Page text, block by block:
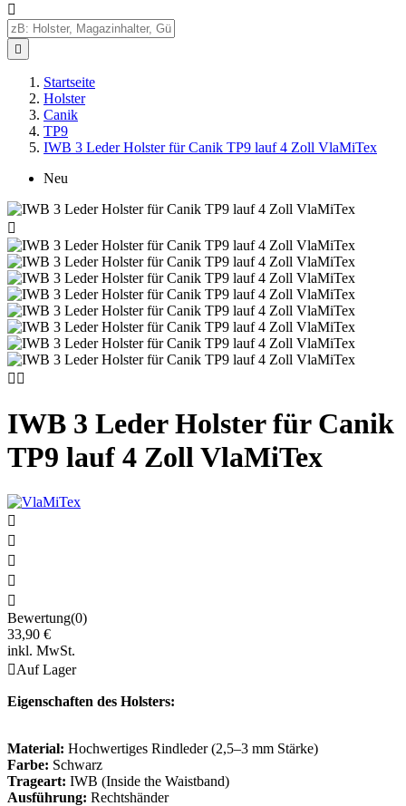


Startseite
Holster
Canik
TP9
IWB 3 Leder Holster für Canik TP9 lauf 4 Zoll VlaMiTex
Neu

 
IWB 3 Leder Holster für Canik
TP9 lauf 4 Zoll VlaMiTex





Bewertung(0)
33,90 €
inkl. MwSt.
Auf Lager
Eigenschaften des Holsters:
Material: Hochwertiges Rindleder (2,5–3 mm Stärke)
Farbe: Schwarz
Trageart: IWB (Inside the Waistband)
Ausführung: Rechtshänder